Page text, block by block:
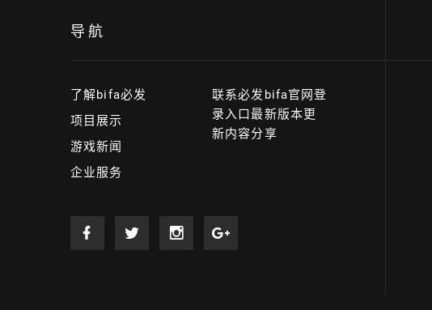
导航
了解bifa必发
项目展示
游戏新闻
企业服务
联系必发bifa官网登
录入口最新版本更
新内容分享